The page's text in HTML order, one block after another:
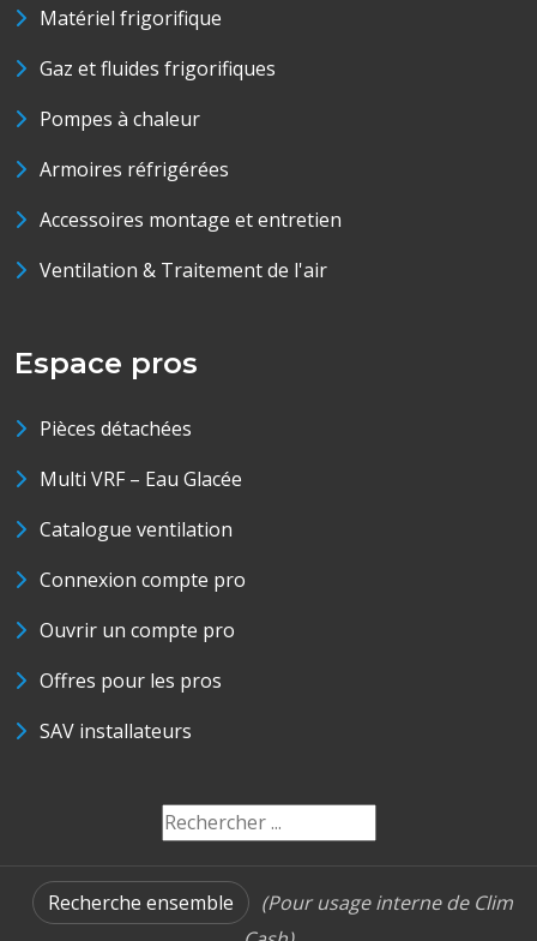
Matériel frigorifique
Gaz et fluides frigorifiques
Pompes à chaleur
Armoires réfrigérées
Accessoires montage et entretien
Ventilation & Traitement de l'air
Espace pros
Pièces détachées
Multi VRF – Eau Glacée
Catalogue ventilation
Connexion compte pro
Ouvrir un compte pro
Offres pour les pros
SAV installateurs
Recherche ensemble
(Pour usage interne de Clim